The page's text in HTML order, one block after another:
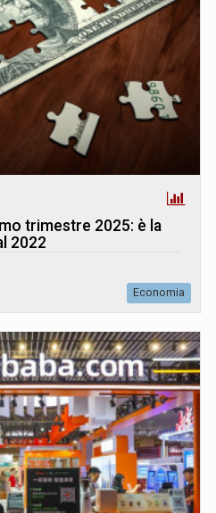
trimestre 2025: è la
2022
Economia